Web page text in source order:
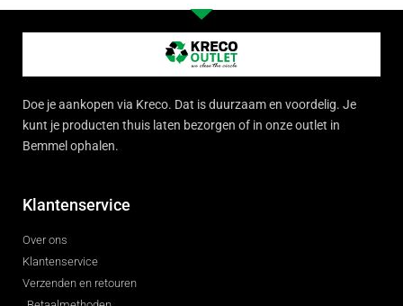
Doe je aankopen via Kreco. Dat is duurzaam en voordelig. Je
kunt je producten thuis laten bezorgen of in onze outlet in
Bemmel ophalen.
Klantenservice
Over ons
Klantenservice
Verzenden en retouren